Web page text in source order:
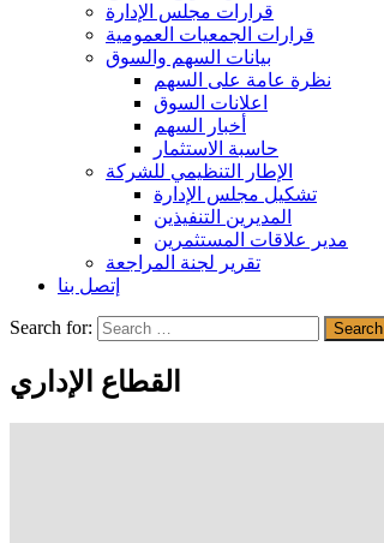
قرارات مجلس الإدارة
قرارات الجمعيات العمومية
بيانات السهم والسوق
نظرة عامة على السهم
اعلانات السوق
أخبار السهم
حاسبة الاستثمار
الإطار التنظيمي للشركة
تشكيل مجلس الإدارة
المديرين التنفيذين
مدير علاقات المستثمرين
تقرير لجنة المراجعة
إتصل بنا
Search for: Search
القطاع الإداري